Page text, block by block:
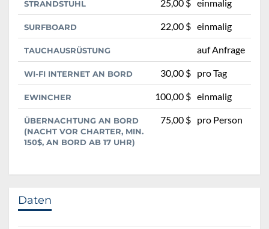
STRANDSTUHL 25,00 $ einmalig
SURFBOARD 22,00 $ einmalig
TAUCHAUSRÜSTUNG auf Anfrage
WI-FI INTERNET AN BORD 30,00 $ pro Tag
EWINCHER 100,00 $ einmalig
ÜBERNACHTUNG AN BORD
(NACHT VOR CHARTER, MIN.
150$, AN BORD AB 17 UHR)
75,00 $ pro Person
Daten